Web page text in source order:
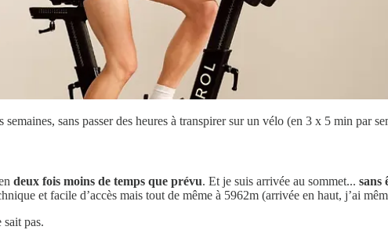
sans passer des heures à transpirer sur un vélo (en 3 x 5 min par
deux fois moins de temps que prévu. Et je suis arrivée au sommet... sans
et facile d’accès mais tout de même à 5962m (arrivée en haut, j’ai
pas.